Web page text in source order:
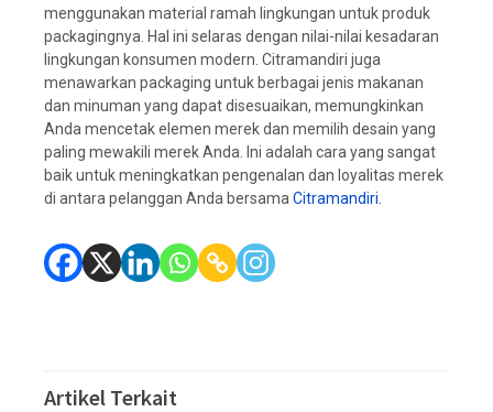
menggunakan material ramah lingkungan untuk produk
packagingnya. Hal ini selaras dengan nilai-nilai kesadaran
lingkungan konsumen modern. Citramandiri juga
menawarkan packaging untuk berbagai jenis makanan
dan minuman yang dapat disesuaikan, memungkinkan
Anda mencetak elemen merek dan memilih desain yang
paling mewakili merek Anda. Ini adalah cara yang sangat
baik untuk meningkatkan pengenalan dan loyalitas merek
di antara pelanggan Anda bersama Citramandiri.
Artikel Terkait